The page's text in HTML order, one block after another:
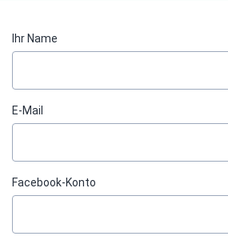
Ihr Name
E-Mail
Facebook-Konto